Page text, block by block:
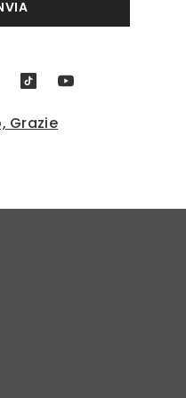
Grazie